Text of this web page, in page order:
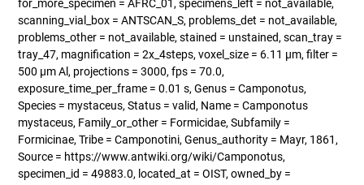
for_more_specimen = AFRC_01, specimens_left = not_available,
scanning_vial_box = ANTSCAN_S, problems_det = not_available,
problems_other = not_available, stained = unstained, scan_tray =
tray_47, magnification = 2x_4steps, voxel_size = 6.11 µm, filter =
500 µm Al, projections = 3000, fps = 70.0,
exposure_time_per_frame = 0.01 s, Genus = Camponotus,
Species = mystaceus, Status = valid, Name = Camponotus
mystaceus, Family_or_other = Formicidae, Subfamily =
Formicinae, Tribe = Camponotini, Genus_authority = Mayr, 1861,
Source = https://www.antwiki.org/wiki/Camponotus,
specimen_id = 49883.0, located_at = OIST, owned_by =